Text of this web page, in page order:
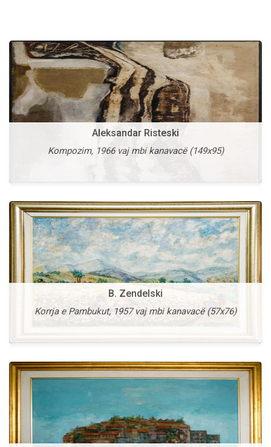
Aleksandar Risteski
Kompozim, 1966 vaj mbi kanavacë (149x95)
B. Zendelski
Korrja e Pambukut, 1957 vaj mbi kanavacë (57x76)
V. Vlahovic
Shën Stefani, 1997 vaj mbi kanavacë (54x74)
Vangel Kodzoman
Gdhendës guri, 1936 vaj mbi kanavacë (46x63)
Vangel Kodzoman